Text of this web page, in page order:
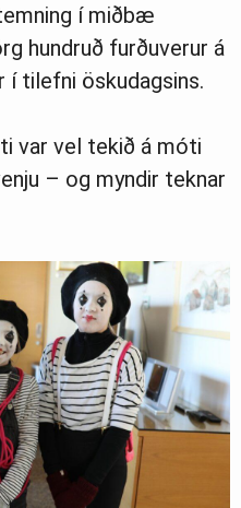
í miðbæ
hundruð furðuverur á
í tilefni öskudagsins.
var vel tekið á móti
– og myndir teknar